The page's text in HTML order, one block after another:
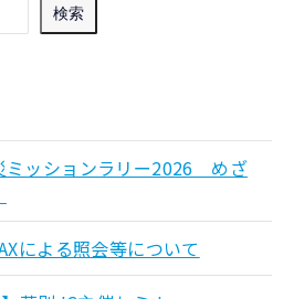
検索
ミッションラリー2026 めざ
による照会等について